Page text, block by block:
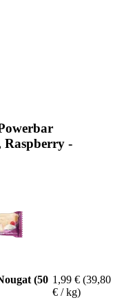
Raspberry -
(50 1,99 € (39,80
€ / kg)